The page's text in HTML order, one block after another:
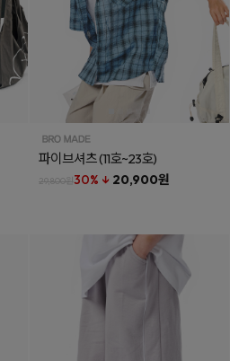
파이브셔츠(11호~23호)
29,800원30% ↓ 20,900원